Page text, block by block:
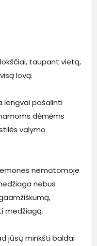
taupant vietą,
lovą.
lengvai pašalinti
dėmėms
valymo
nematomoje
nebus
medžiagą.
jūsų minkšti baldai